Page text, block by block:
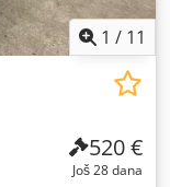
1 / 11
520 €
Još 28 dana